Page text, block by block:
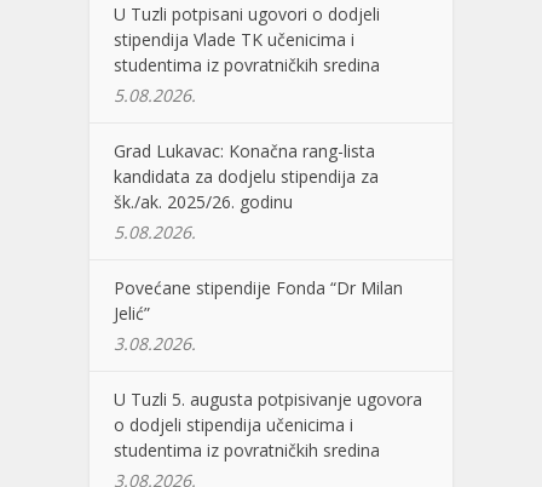
U Tuzli potpisani ugovori o dodjeli
stipendija Vlade TK učenicima i
studentima iz povratničkih sredina
5.08.2026.
Grad Lukavac: Konačna rang-lista
kandidata za dodjelu stipendija za
šk./ak. 2025/26. godinu
5.08.2026.
Povećane stipendije Fonda “Dr Milan
Jelić”
3.08.2026.
U Tuzli 5. augusta potpisivanje ugovora
o dodjeli stipendija učenicima i
studentima iz povratničkih sredina
3.08.2026.